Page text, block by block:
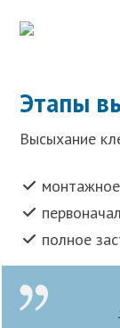
Этапы
Высыхание
полное